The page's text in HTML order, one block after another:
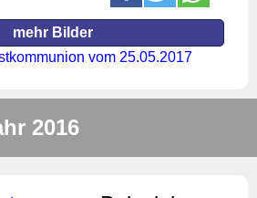
mehr Bilder
vom 25.05.2017
2016